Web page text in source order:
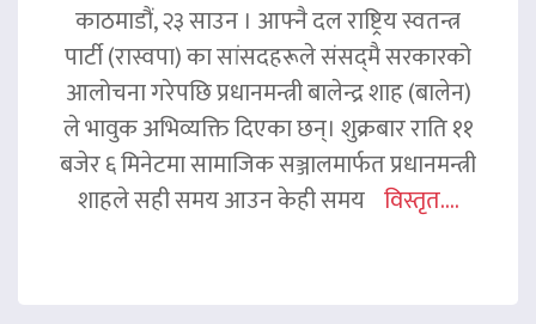
काठमाडौं, २३ साउन । आफ्नै दल राष्ट्रिय स्वतन्त्र
पार्टी (रास्वपा) का सांसदहरूले संसद्‌मै सरकारको
आलोचना गरेपछि प्रधानमन्त्री बालेन्द्र शाह (बालेन)
ले भावुक अभिव्यक्ति दिएका छन्। शुक्रबार राति ११
बजेर ६ मिनेटमा सामाजिक सञ्जालमार्फत प्रधानमन्त्री
शाहले सही समय आउन केही समय विस्तृत....